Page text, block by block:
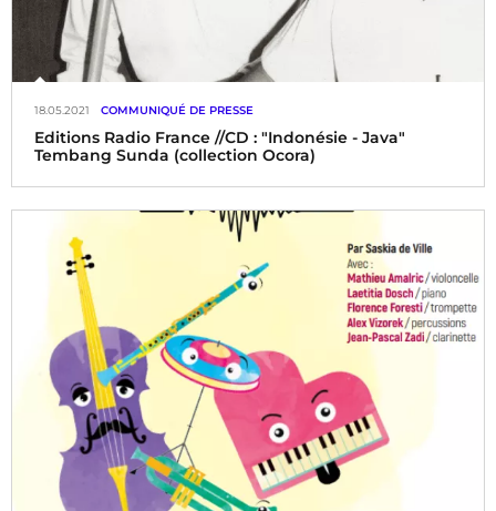
Editions Radio France //CD : "Indonésie - Java"
Tembang Sunda (collection Ocora)
18.05.2021 COMMUNIQUÉ DE PRESSE